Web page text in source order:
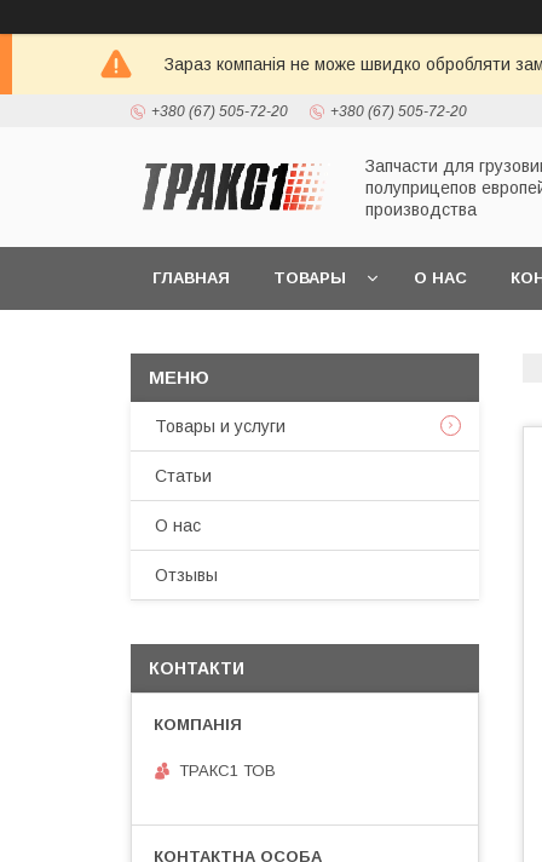
Зараз компанія не може швидко обробляти
+380 (67) 505-72-20 +380 (67) 505-72-20
Запчасти для
полуприцепов
производства
ГЛАВНАЯ ТОВАРЫ О НАС
Товары и услуги
Статьи
О нас
Отзывы
КОНТАКТИ
ТРАКС1 ТОВ